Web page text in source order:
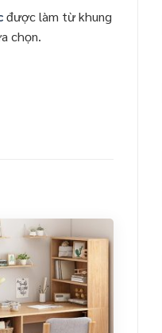
được làm từ khung
chọn.